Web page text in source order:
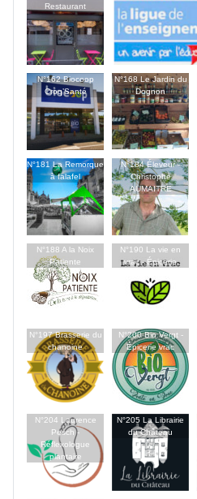
Restaurant
N°162 Biocoop
Croq’Santé
N°168 Le Jardin du
Dognon
N°181 La Remorque
à falafel
N°184 Éleveur -
Christophe
AUMAITRE
N°188 A la Noix
Patiente
N°190 La vie en
vrac - Épicerie
N°197 Brasserie du
chanoine
N°200 Bio Vergt -
Épicerie vrac
N°204 Laurence
Pesch -
Réflexologue
plantaire
N°205 La Librairie
du Château